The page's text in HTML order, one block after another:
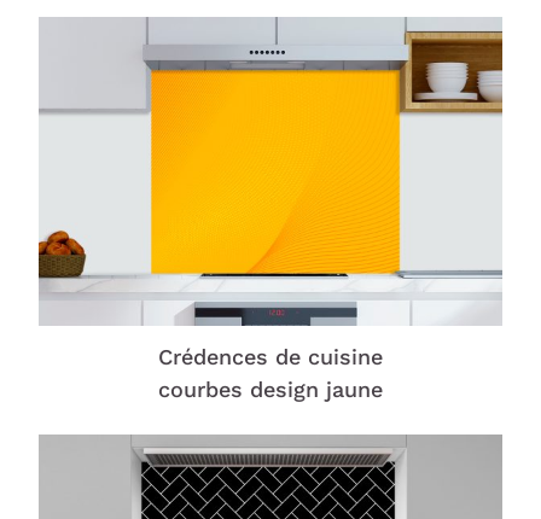
Crédences de cuisine
courbes design jaune